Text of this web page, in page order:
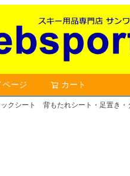
ページ カート
クシート 背もたれシート・足置き